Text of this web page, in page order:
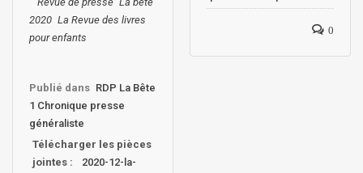
0
2020 La Revue des livres
pour enfants
Publié dans RDP La Bête
1 Chronique presse
généraliste
Télécharger les pièces
jointes :
2020-12-la-